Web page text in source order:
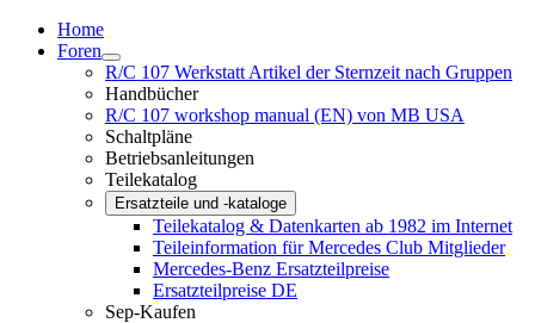
Home
Foren
R/C 107 Werkstatt Artikel der Sternzeit nach Gruppen
Handbücher
R/C 107 workshop manual (EN) von MB USA
Schaltpläne
Betriebsanleitungen
Teilekatalog
Ersatzteile und -kataloge
Teilekatalog & Datenkarten ab 1982 im Internet
Teileinformation für Mercedes Club Mitglieder
Mercedes-Benz Ersatzteilpreise
Ersatzteilpreise DE
Sep-Kaufen